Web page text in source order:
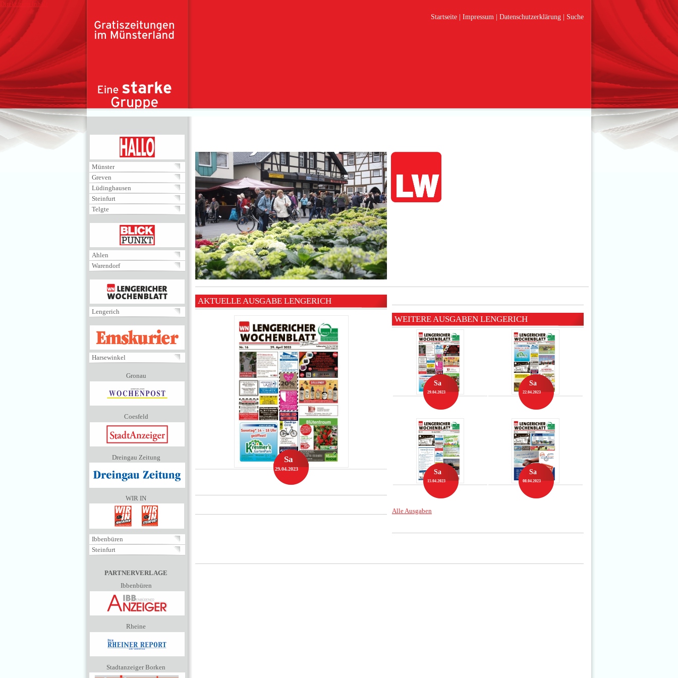
Direkt zum Inhalt
Startseite
Impressum Datenschutzerklärung Suche
Münster
Greven
Lüdinghausen
Steinfurt
Telgte
BLICKPUNKT
Ahlen
Warendorf
MENÜ
Lengerich
EMSKURIER
Harsewinkel
Gronau
Coesfeld
Dreingau Zeitung
WIR IN
Ibbenbüren
Steinfurt
PARTNERVERLAGE
Ibbenbüren
Rheine
Stadtanzeiger Borken
AKTUELLE AUSGABE LENGERICH
Sa
29.04.2023
WEITERE AUSGABEN LENGERICH
Sa
29.04.2023
Sa
22.04.2023
Sa
15.04.2023
Sa
08.04.2023
Alle Ausgaben